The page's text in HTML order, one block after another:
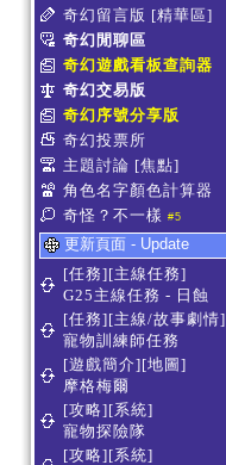
奇幻留言版 [精華區]
奇幻閒聊區
奇幻遊戲看板查詢器
奇幻交易版
奇幻序號分享版
奇幻投票所
主題討論 [焦點]
角色名字顏色計算器
奇怪？不一樣 #5
更新頁面 - Update
[任務][主線任務]
G25主線任務 - 日蝕
[任務][主線/故事劇情]
寵物訓練師任務
[遊戲簡介][地圖]
摩格梅爾
[攻略][系統]
寵物探險隊
[攻略][系統]